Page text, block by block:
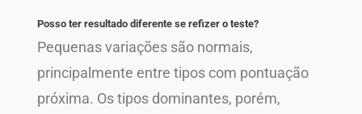
Posso ter resultado diferente se refizer o teste?
Pequenas variações são normais,
principalmente entre tipos com pontuação
próxima. Os tipos dominantes, porém,